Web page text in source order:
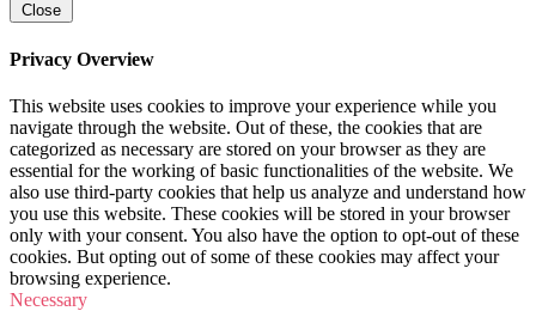
Close
Privacy Overview
This website uses cookies to improve your experience while you
navigate through the website. Out of these, the cookies that are
categorized as necessary are stored on your browser as they are
essential for the working of basic functionalities of the website. We
also use third-party cookies that help us analyze and understand how
you use this website. These cookies will be stored in your browser
only with your consent. You also have the option to opt-out of these
cookies. But opting out of some of these cookies may affect your
browsing experience.
Necessary